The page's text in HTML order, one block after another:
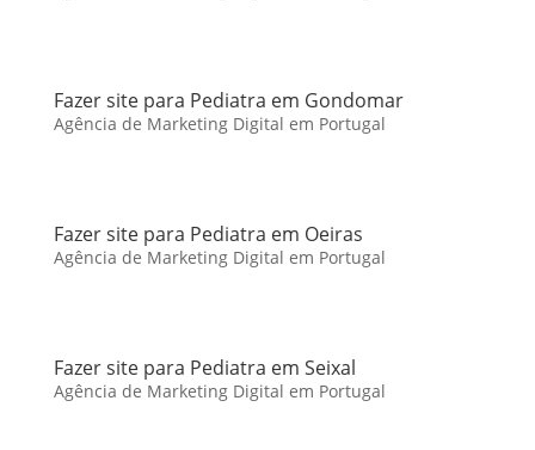
Fazer site para Pediatra em Gondomar
Agência de Marketing Digital em Portugal
Fazer site para Pediatra em Oeiras
Agência de Marketing Digital em Portugal
Fazer site para Pediatra em Seixal
Agência de Marketing Digital em Portugal